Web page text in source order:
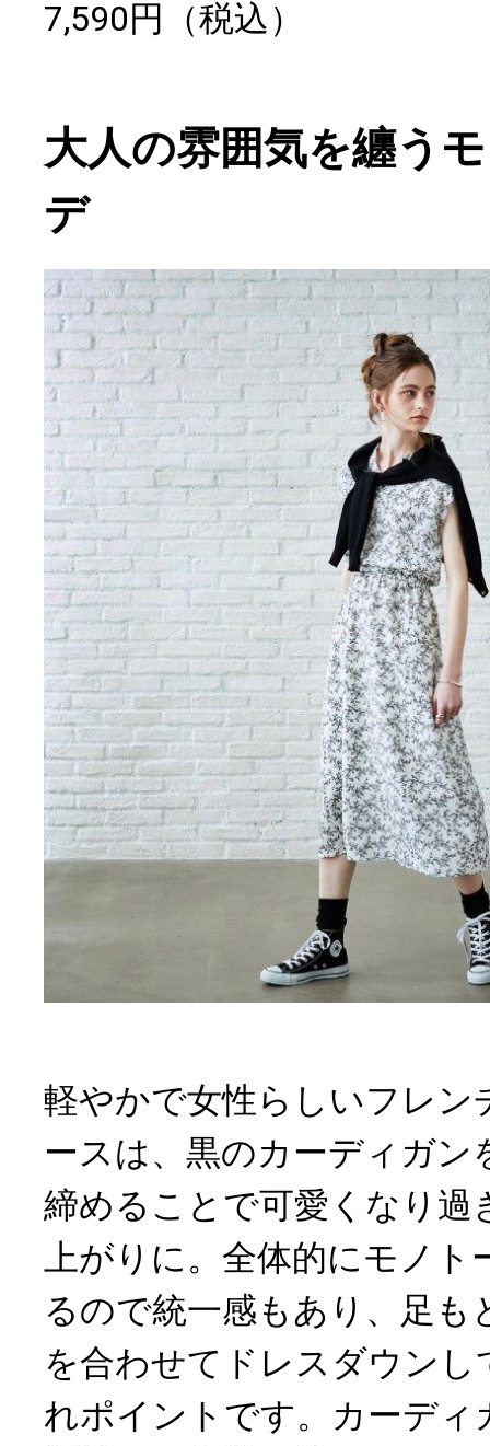
7,590円（税込）
大人の雰囲気を纏う
デ
軽やかで女性らしいフレン
ースは、黒のカーディガン
締めることで可愛くなり過
上がりに。全体的にモノト
るので統一感もあり、足も
を合わせてドレスダウン
れポイントです。カーディ